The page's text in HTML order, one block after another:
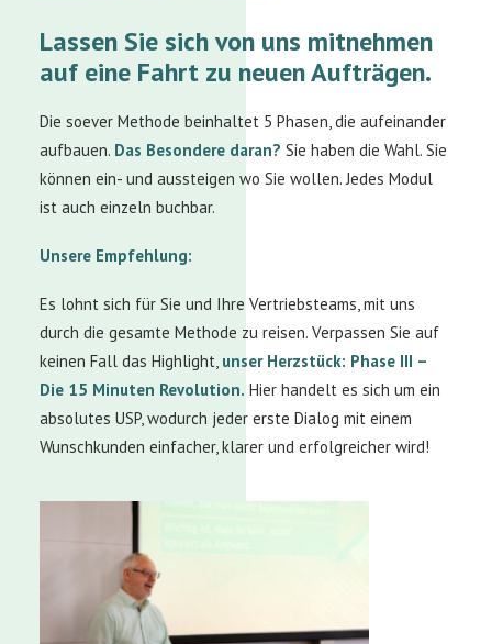
Lassen Sie sich von uns mitnehmen
auf eine Fahrt zu neuen Aufträgen.
Die soever Methode beinhaltet 5 Phasen, die aufeinander
aufbauen. Das Besondere daran? Sie haben die Wahl. Sie
können ein- und aussteigen wo Sie wollen. Jedes Modul
ist auch einzeln buchbar.
Unsere Empfehlung:
Es lohnt sich für Sie und Ihre Vertriebsteams, mit uns
durch die gesamte Methode zu reisen. Verpassen Sie auf
keinen Fall das Highlight, unser Herzstück: Phase III –
Die 15 Minuten Revolution. Hier handelt es sich um ein
absolutes USP, wodurch jeder erste Dialog mit einem
Wunschkunden einfacher, klarer und erfolgreicher wird!